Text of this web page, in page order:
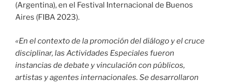
(Argentina), en el Festival Internacional de Buenos
Aires (FIBA 2023).
«En el contexto de la promoción del diálogo y el cruce
disciplinar, las Actividades Especiales fueron
instancias de debate y vinculación con públicos,
artistas y agentes internacionales. Se desarrollaron